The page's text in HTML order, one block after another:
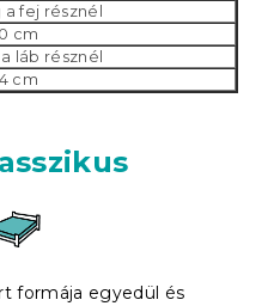
a fej résznél
cm
láb résznél
cm
formája egyedül és